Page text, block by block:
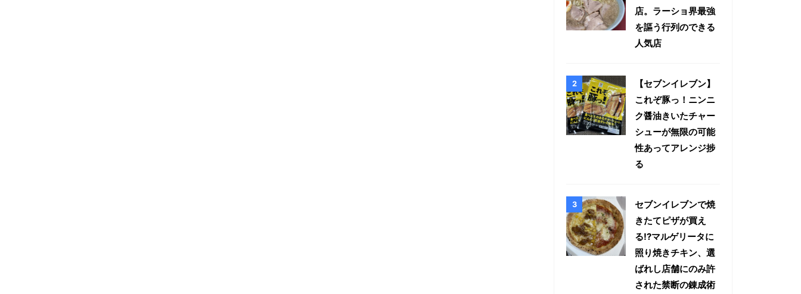
店。ラーショ界最強
を謳う行列のできる
人気店
【セブンイレブン】
これぞ豚っ！ニンニ
ク醤油きいたチャー
シューが無限の可能
性あってアレンジ捗
る
セブンイレブンで焼
きたてピザが買え
る!?マルゲリータに
照り焼きチキン、選
ばれし店舗にのみ許
された禁断の錬成術